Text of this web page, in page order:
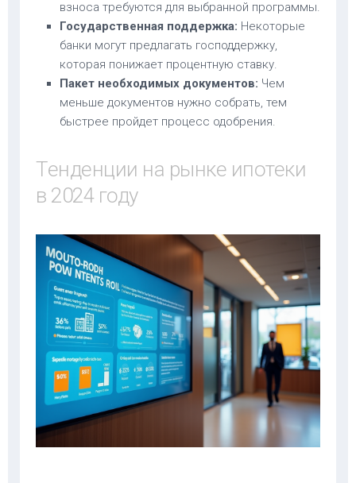
взноса требуются для выбранной программы.
Государственная поддержка: Некоторые
банки могут предлагать господдержку,
которая понижает процентную ставку.
Пакет необходимых документов: Чем
меньше документов нужно собрать, тем
быстрее пройдет процесс одобрения.
Тенденции на рынке ипотеки
в 2024 году